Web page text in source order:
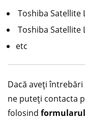
Toshiba Satellite
Toshiba Satellite
etc
Dacă aveți
ne puteți contacta
folosind